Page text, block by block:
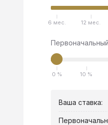
6 мес. 12 мес.
0 % 10 %
Ваша ставка: